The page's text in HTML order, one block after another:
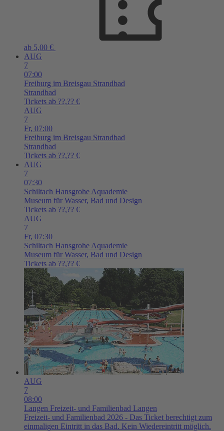
ab 5,00 €
AUG
7
07:00
Freiburg im Breisgau Strandbad
Strandbad
Tickets ab ??,?? €
AUG
7
Fr, 07:00
Freiburg im Breisgau Strandbad
Strandbad
Tickets ab ??,?? €
AUG
7
07:30
Schiltach Hansgrohe Aquademie
Museum für Wasser, Bad und Design
Tickets ab ??,?? €
AUG
7
Fr, 07:30
Schiltach Hansgrohe Aquademie
Museum für Wasser, Bad und Design
Tickets ab ??,?? €
AUG
7
08:00
Langen Freizeit- und Familienbad Langen
Freizeit- und Familienbad 2026 - Das Ticket berechtigt zum
einmaligen Eintritt in das Bad. Kein Wiedereintritt möglich.